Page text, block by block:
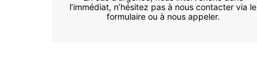
l’immédiat, n’hésitez pas à nous contacter via le
formulaire ou à nous appeler.